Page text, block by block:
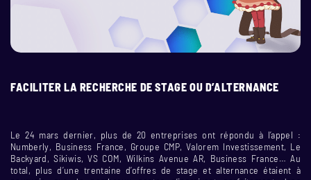
FACILITER LA RECHERCHE DE STAGE OU D’ALTERNANCE
Le 24 mars dernier, plus de 20 entreprises ont répondu à l’appel :
Numberly, Business France, Groupe CMP, Valorem Investissement, Le
Backyard, Sikiwis, VS COM, Wilkins Avenue AR, Business France… Au
total, plus d’une trentaine d’offres de stage et alternance étaient à